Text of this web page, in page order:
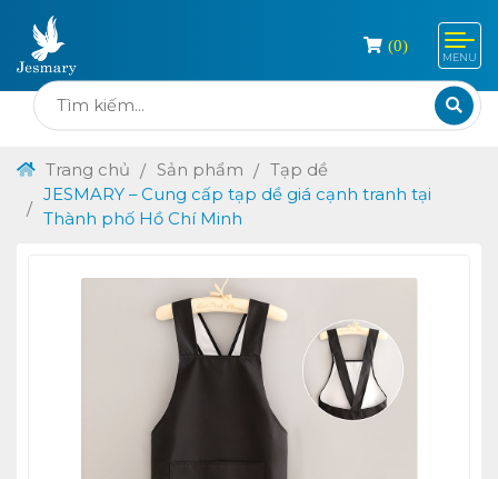
(0)
MENU
Trang chủ Sản phẩm
Tạp dề
JESMARY – Cung cấp tạp dề giá cạnh tranh tại
Thành phố Hồ Chí Minh